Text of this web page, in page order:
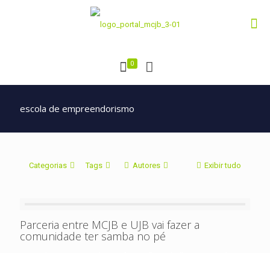
0
escola de empreendorismo
Categorias Tags Autores Exibir tudo
Parceria entre MCJB e UJB vai fazer a
comunidade ter samba no pé